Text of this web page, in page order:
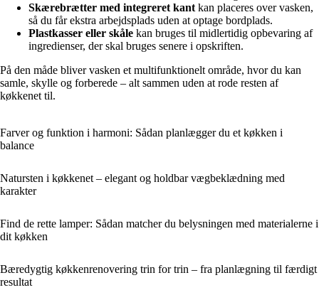
Skærebrætter med integreret kantkan placeres over vasken,
så du får ekstra arbejdsplads uden at optage bordplads.
Plastkasser eller skåle kan bruges til midlertidig opbevaring af
ingredienser, der skal bruges senere i opskriften.
På den måde bliver vasken et multifunktionelt område, hvor du kan
samle, skylle og forberede – alt sammen uden at rode resten af
køkkenet til.
Farver og funktion i harmoni: Sådan planlægger du et køkken i
balance
Natursten i køkkenet – elegant og holdbar vægbeklædning med
karakter
Find de rette lamper: Sådan matcher du belysningen med materialerne i
dit køkken
Bæredygtig køkkenrenovering trin for trin – fra planlægning til færdigt
resultat